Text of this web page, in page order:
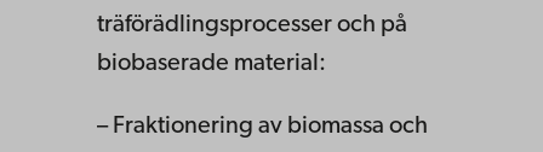
träförädlingsprocesser och på
biobaserade material:
– Fraktionering av biomassa och